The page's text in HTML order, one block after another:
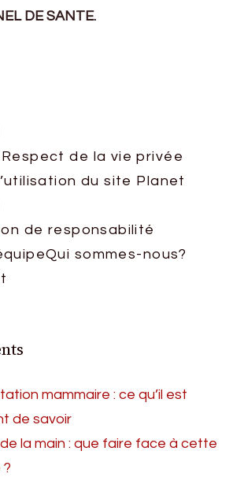
DE SANTE.
de la vie privée
du site Planet
de responsabilité
Qui sommes-nous?
mammaire : ce qu’il est
de savoir
la main : que faire face à cette
?